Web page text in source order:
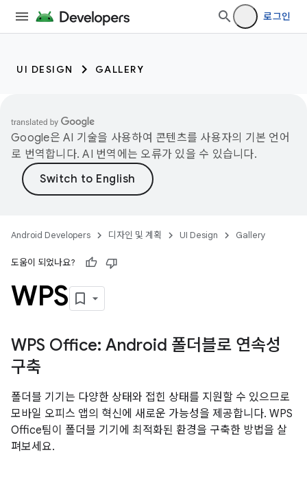
로그인
UI DESIGN GALLERY
Google은 AI 기술을 사용하여 콘텐츠를 사용자의 기본 언어
로 번역합니다. AI 번역에는 오류가 있을 수 있습니다.
Android Developers 디자인 및 계획 UI Design Gallery
도움이 되었나요?
WPS
WPS Office: Android 폴더블로 연속성
구축
폴더블 기기는 다양한 상태와 접힌 상태를 지원할 수 있으므로
모바일 오피스 앱의 혁신에 새로운 가능성을 제공합니다. WPS
Office팀이 폴더블 기기에 최적화된 환경을 구축한 방법을 살
펴보세요.